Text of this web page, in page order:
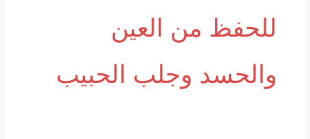
للحفظ من العين
والحسد وجلب الحبيب